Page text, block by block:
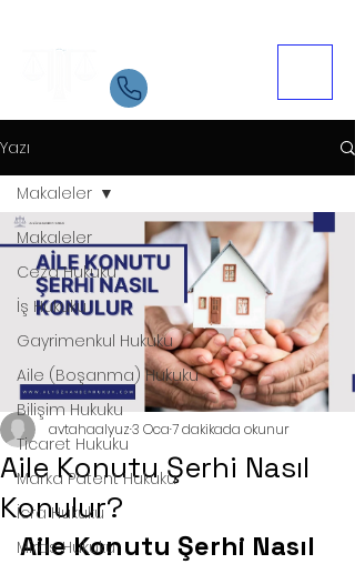
05534084721
Yazı
Makaleler
Ceza Hukuku
İş Hukuku
Gayrimenkul Hukuku
Aile (Boşanma) Hukuku
Bilişim Hukuku
Ticaret Hukuku
Marka Patent Hukuku
İcra Hukuku
Miras Hukuku
Makaleler
Aile Konutu Şerhi Nasıl
Konulur?
avtahaalyuz3 Oca7 dakikada okunur
Aile Konutu Şerhi Nasıl